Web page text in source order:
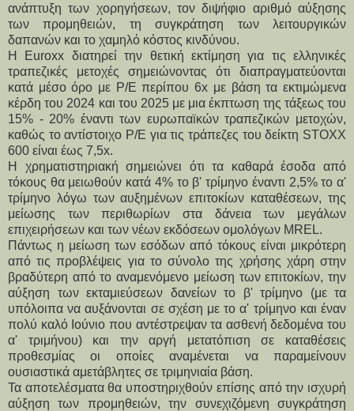
ανάπτυξη των χορηγήσεων, τον διψήφιο αριθμό αύξησης
των προμηθειών, τη συγκράτηση των λειτουργικών
δαπανών και το χαμηλό κόστος κινδύνου.
Η Euroxx διατηρεί την θετική εκτίμηση για τις ελληνικές
τραπεζικές μετοχές σημειώνοντας ότι διαπραγματεύονται
κατά μέσο όρο με P/E περίπου 6x με βάση τα εκτιμώμενα
κέρδη του 2024 και του 2025 με μια έκπτωση της τάξεως του
15% - 20% έναντι των ευρωπαϊκών τραπεζικών μετοχών,
καθώς το αντίστοιχο P/E για τις τράπεζες του δείκτη STOXX
600 είναι έως 7,5x.
Η χρηματιστηριακή σημειώνει ότι τα καθαρά έσοδα από
τόκους θα μειωθούν κατά 4% το β' τρίμηνο έναντι 2,5% το α'
τρίμηνο λόγω των αυξημένων επιτοκίων καταθέσεων, της
μείωσης των περιθωρίων στα δάνεια των μεγάλων
επιχειρήσεων και των νέων εκδόσεων ομολόγων MREL.
Πάντως η μείωση των εσόδων από τόκους είναι μικρότερη
από τις προβλέψεις για το σύνολο της χρήσης χάρη στην
βραδύτερη από το αναμενόμενο μείωση των επιτοκίων, την
αύξηση των εκταμιεύσεων δανείων το β' τρίμηνο (με τα
υπόλοιπα να αυξάνονται σε σχέση με το α' τρίμηνο και έναν
πολύ καλό Ιούνιο που αντέστρεψαν τα ασθενή δεδομένα του
α' τριμήνου) και την αργή μετατόπιση σε καταθέσεις
προθεσμίας οι οποίες αναμένεται να παραμείνουν
ουσιαστικά αμετάβλητες σε τριμηνιαία βάση.
Τα αποτελέσματα θα υποστηριχθούν επίσης από την ισχυρή
αύξηση των προμηθειών, την συνεχιζόμενη συγκράτηση